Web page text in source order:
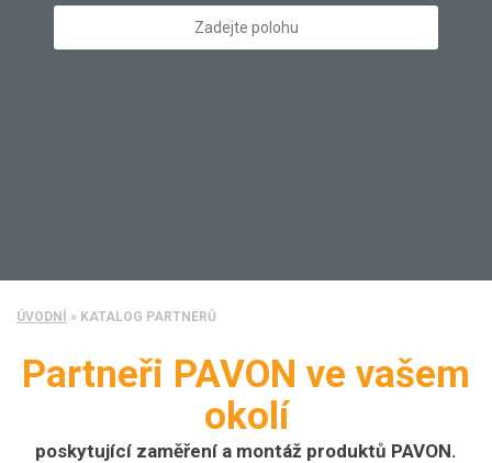
ÚVODNÍ » KATALOG PARTNERŮ
Partneři PAVON ve vašem
okolí
poskytující zaměření a montáž produktů PAVON.